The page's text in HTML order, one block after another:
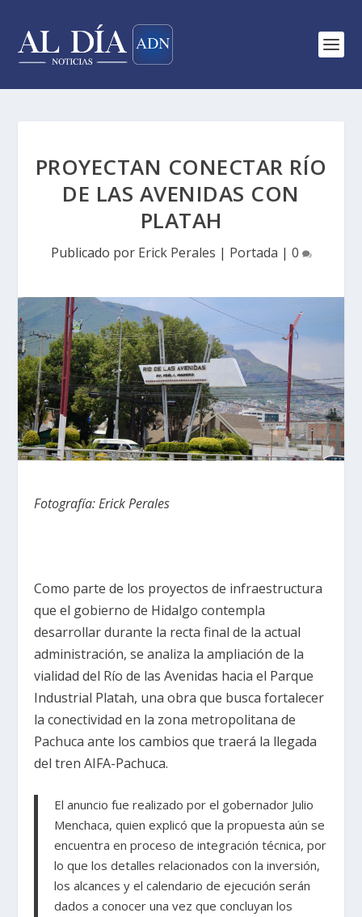
PROYECTAN CONECTAR RÍO
DE LAS AVENIDAS CON
PLATAH
Publicado por Erick Perales | Portada | 0
Fotografía: Erick Perales
Como parte de los proyectos de infraestructura
que el gobierno de Hidalgo contempla
desarrollar durante la recta final de la actual
administración, se analiza la ampliación de la
vialidad del Río de las Avenidas hacia el Parque
Industrial Platah, una obra que busca fortalecer
la conectividad en la zona metropolitana de
Pachuca ante los cambios que traerá la llegada
del tren AIFA-Pachuca.
El anuncio fue realizado por el gobernador Julio
Menchaca, quien explicó que la propuesta aún se
encuentra en proceso de integración técnica, por
lo que los detalles relacionados con la inversión,
los alcances y el calendario de ejecución serán
dados a conocer una vez que concluyan los